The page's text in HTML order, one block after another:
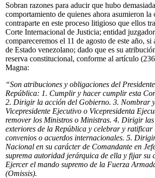
Sobran razones para aducir que hubo
comportamiento de quienes ahora asumieron la
contraparte en este proceso litigioso que ellos
Corte Internacional de Justicia; entidad
compareceremos el 11 de agosto de este año,
de Estado venezolano; dado que es su
reserva constitucional, conforme al artículo
Magna:
“Son atribuciones y obligaciones del
República: 1. Cumplir y hacer cumplir esta
2. Dirigir la acción del Gobierno. 3. Nombrar
Vicepresidente Ejecutivo o Vicepresidenta
remover los Ministros o Ministras. 4. Dirigir las
exteriores de la República y celebrar y ratificar
convenios o acuerdos internacionales. 5.
Nacional en su carácter de Comandante en
suprema autoridad jerárquica de ella y fijar su
Ejercer el mando supremo de la Fuerza
(Omissis).